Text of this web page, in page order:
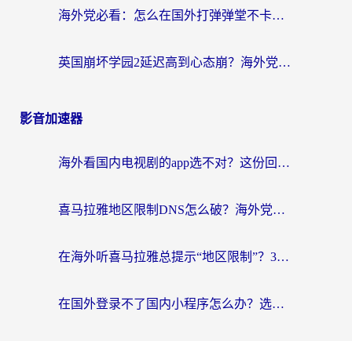
海外党必看：怎么在国外打弹弹堂不卡？番茄加速器亲测指南
英国崩坏学园2延迟高到心态崩？海外党国服游戏加速终极指南
影音加速器
海外看国内电视剧的app选不对？这份回国加速器避坑指南帮你流畅追剧
喜马拉雅地区限制DNS怎么破？海外党听国内音乐听书的终极解决方案
在海外听喜马拉雅总提示“地区限制”？3步轻松解除+听国内音乐全攻略
在国外登录不了国内小程序怎么办？选对回国加速器，轻松解锁国内资源